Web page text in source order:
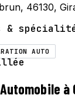
46130,
&
AUTO
à